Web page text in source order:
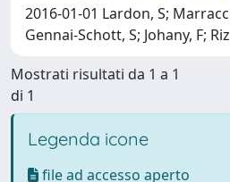
2016-01-01 Lardon, S;
Gennai-Schott, S; Johany, F;
Mostrati risultati da 1 a 1
di 1
Legenda icone
file ad accesso aperto